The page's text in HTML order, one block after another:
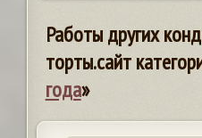
Работы других
торты.сайт
года»